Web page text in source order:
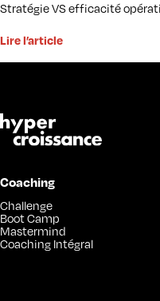
Stratégie VS efficacité
Lire l’article
Coaching
Challenge
Boot Camp
Mastermind
Coaching Intégral